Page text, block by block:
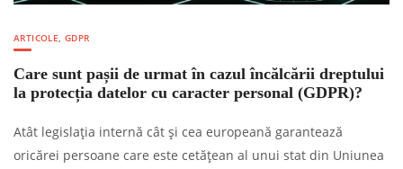
ARTICOLE,GDPR
Care sunt pașii de urmat în cazul încălcării dreptului
la protecția datelor cu caracter personal (GDPR)?
Atât legislația internă cât și cea europeană garantează
oricărei persoane care este cetățean al unui stat din Uniunea